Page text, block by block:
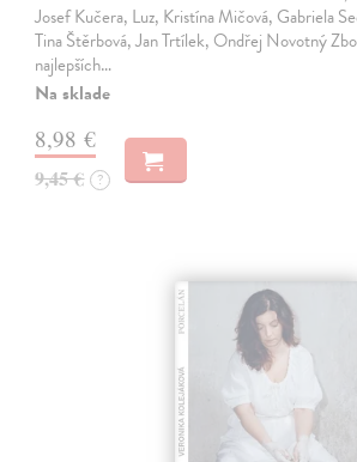
Josef Kučera, Luz, Kristína Mičová, Gabriela
Tina Štěrbová, Jan Trtílek, Ondřej Novotný
najlepších…
Na sklade
8,98 €
9,45 € ?